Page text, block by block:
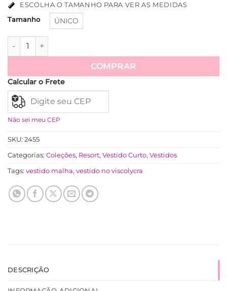
Ver mais
ESCOLHA O TAMANHO PARA VER AS MEDIDAS
Tamanho ÚNICO
Vestido Viscolycra Com Regulagem Abiqueila - Verde
COMPRAR
Calcular o Frete
Não sei meu CEP
SKU: 2455
Categorias: Coleções, Resort, Vestido Curto, Vestidos
Tags: vestido malha, vestido no viscolycra
DESCRIÇÃO